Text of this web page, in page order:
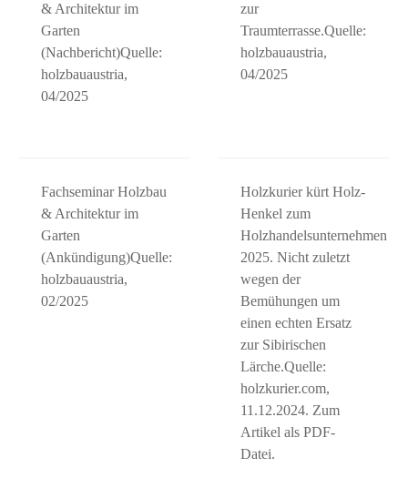
& Architektur im
Garten
(Nachbericht)Quelle:
holzbauaustria,
04/2025
zur
Traumterrasse.Quelle:
holzbauaustria,
04/2025
Fachseminar Holzbau
& Architektur im
Garten
(Ankündigung)Quelle:
holzbauaustria,
02/2025
Holzkurier kürt Holz-
Henkel zum
Holzhandelsunternehmen
2025. Nicht zuletzt
wegen der
Bemühungen um
einen echten Ersatz
zur Sibirischen
Lärche.Quelle:
holzkurier.com,
11.12.2024. Zum
Artikel als PDF-
Datei.